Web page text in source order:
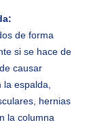
de forma
si se hace de
causar
espalda,
hernias
la columna